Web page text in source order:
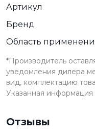
Артикул
Бренд
Область
*Производитель
уведомления дилера
вид, комплектацию
Указанная
Отзывы